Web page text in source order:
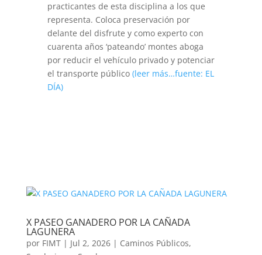
practicantes de esta disciplina a los que
representa. Coloca preservación por
delante del disfrute y como experto con
cuarenta años ‘pateando’ montes aboga
por reducir el vehículo privado y potenciar
el transporte público (leer más…fuente: EL
DÍA)
X PASEO GANADERO POR LA CAÑADA
LAGUNERA
por FIMT| Jul 2, 2026| Caminos Públicos,